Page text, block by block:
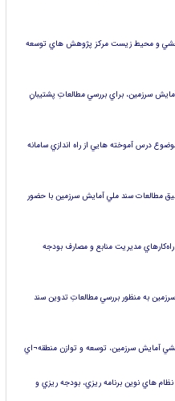
و محيط زيست مركز پژوهش هاي توسعه
سرزمين، براي بررسي مطالعاتِ پشتيبانِ
درس آموخته هايي از راه اندازي سامانه
مطالعات سند ملي آمايش سرزمين با حضور
مديريت منابع و مصارف بودجه
به منظور بررسي مطالعاتِ تدوين سند
آمايش سرزمين، توسعه و توازن منطقه¬اي
هاي نوين برنامه ريزي، بودجه ريزي و